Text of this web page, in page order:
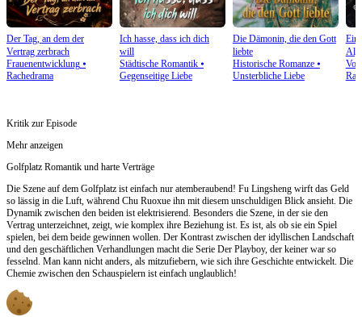
Der Tag, an dem der
Vertrag zerbrach
Frauenentwicklung ⦁
Rachedrama
Ich hasse, dass ich dich
will
Städtische Romantik⦁
Gegenseitige Liebe
Die Dämonin, die den Gott
liebte
Historische Romanze⦁
Unsterbliche Liebe
Kritik zur Episode
Mehr anzeigen
Golfplatz Romantik und harte Verträge
Die Szene auf dem Golfplatz ist einfach nur atemberaubend! Fu Lingsheng wirft das Geld
so lässig in die Luft, während Chu Ruoxue ihn mit diesem unschuldigen Blick ansieht. Die
Dynamik zwischen den beiden ist elektrisierend. Besonders die Szene, in der sie den
Vertrag unterzeichnet, zeigt, wie komplex ihre Beziehung ist. Es ist, als ob sie ein Spiel
spielen, bei dem beide gewinnen wollen. Der Kontrast zwischen der idyllischen Landschaft
und den geschäftlichen Verhandlungen macht die Serie Der Playboy, der keiner war so
fesselnd. Man kann nicht anders, als mitzufiebern, wie sich ihre Geschichte entwickelt. Die
Chemie zwischen den Schauspielern ist einfach unglaublich!